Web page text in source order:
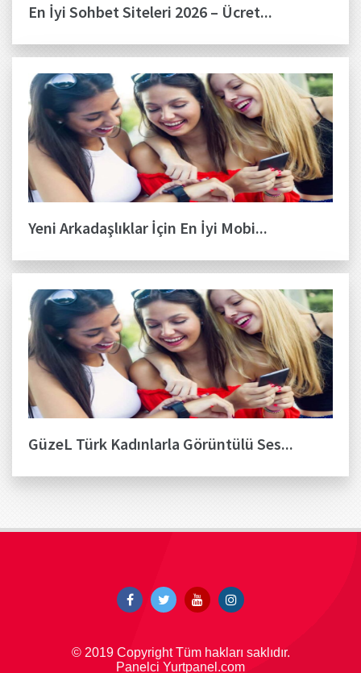
En İyi Sohbet Siteleri 2026 – Ücret...
Yeni Arkadaşlıklar İçin En İyi Mobi...
GüzeL Türk Kadınlarla Görüntülü Ses...
© 2019 Copyright Tüm hakları saklıdır.
Panelci Yurtpanel.com